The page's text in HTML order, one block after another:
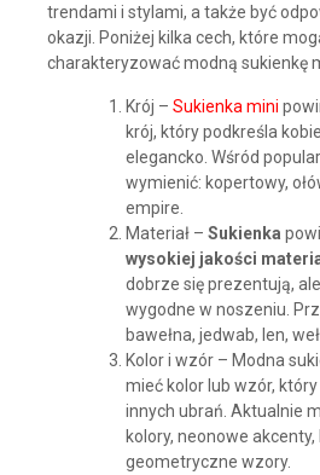
trendami i stylami, a także być
okazji. Poniżej kilka cech, które
charakteryzować modną sukienkę
Krój – Sukienka mini
krój, który podkreśla
elegancko. Wśród
wymienić: kopertowy,
empire.
Materiał – Sukienka
wysokiej jakości
dobrze się prezentują,
wygodne w noszeniu.
bawełna, jedwab, len,
Kolor i wzór – Modna
mieć kolor lub wzór,
innych ubrań. Aktualnie
kolory, neonowe
geometryczne wzory.